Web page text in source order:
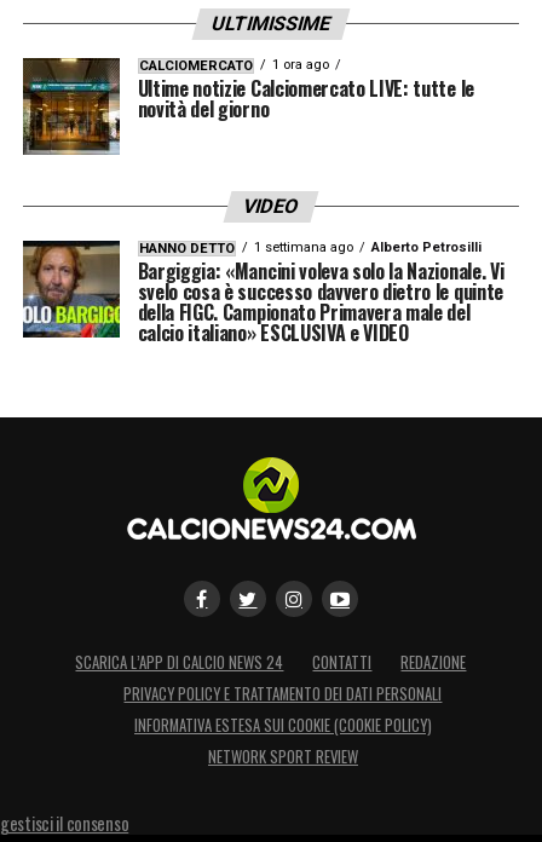
LA PLAYLIST DELLE NOSTRE TOP NEWS
ULTIMISSIME
CALCIOMERCATO 1 ora ago
Ultime notizie Calciomercato LIVE: tutte le
novità del giorno
VIDEO
HANNO DETTO 1 settimana ago Alberto Petrosilli
Bargiggia: «Mancini voleva solo la Nazionale. Vi
svelo cosa è successo davvero dietro le quinte
della FIGC. Campionato Primavera male del
calcio italiano» ESCLUSIVA e VIDEO
SCARICA L’APP DI CALCIO NEWS 24 CONTATTI
REDAZIONE
PRIVACY POLICY E TRATTAMENTO DEI DATI PERSONALI
INFORMATIVA ESTESA SUI COOKIE (COOKIE POLICY)
NETWORK SPORT REVIEW
gestisci il consenso